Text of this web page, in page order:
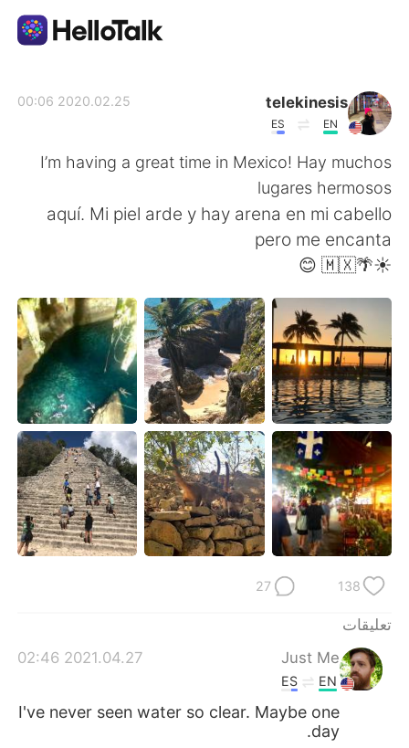
繁體中文 Español
Français Deutsch
日本語 한국어
Русский ไทย
Indonesia Italiano
Türkçe Tiếng Việt
telekinesis
EN
ES
2020.02.25 00:06
I’m having a great time in Mexico! Hay muchos
lugares hermosos
aquí. Mi piel arde y hay arena en mi cabello
pero me encanta
☀️🌴🇲🇽 😊
138
27
تعليقات
Just Me
2021.04.27 02:46
EN
ES
I've never seen water so clear. Maybe one
day.